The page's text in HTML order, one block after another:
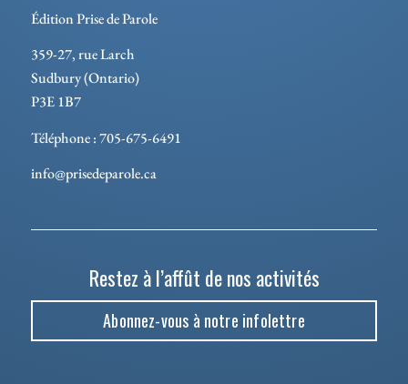
Édition Prise de Parole
359-27, rue Larch
Sudbury (Ontario)
P3E 1B7
Téléphone : 705-675-6491
info@prisedeparole.ca
Restez à l’affût de nos activités
Abonnez-vous à notre infolettre